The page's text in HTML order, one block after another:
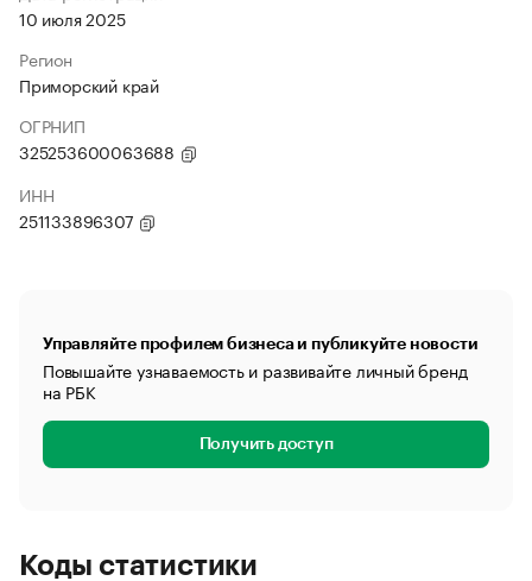
10 июля 2025
Регион
Приморский край
ОГРНИП
325253600063688
ИНН
251133896307
Управляйте профилем бизнеса и публикуйте новости
Повышайте узнаваемость и развивайте личный бренд
на РБК
Получить доступ
Коды статистики